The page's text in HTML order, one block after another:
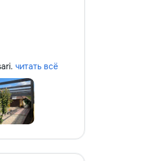
читать всё